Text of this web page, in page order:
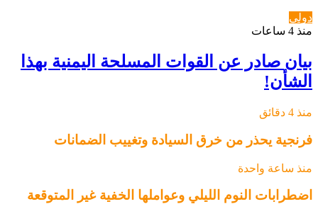
دولي
منذ 4 ساعات
بيان صادر عن القوات المسلحة اليمنية بهذا
الشأن!
منذ 4 دقائق
فرنجية يحذر من خرق السيادة وتغييب الضمانات
منذ ساعة واحدة
اضطرابات النوم الليلي وعواملها الخفية غير المتوقعة